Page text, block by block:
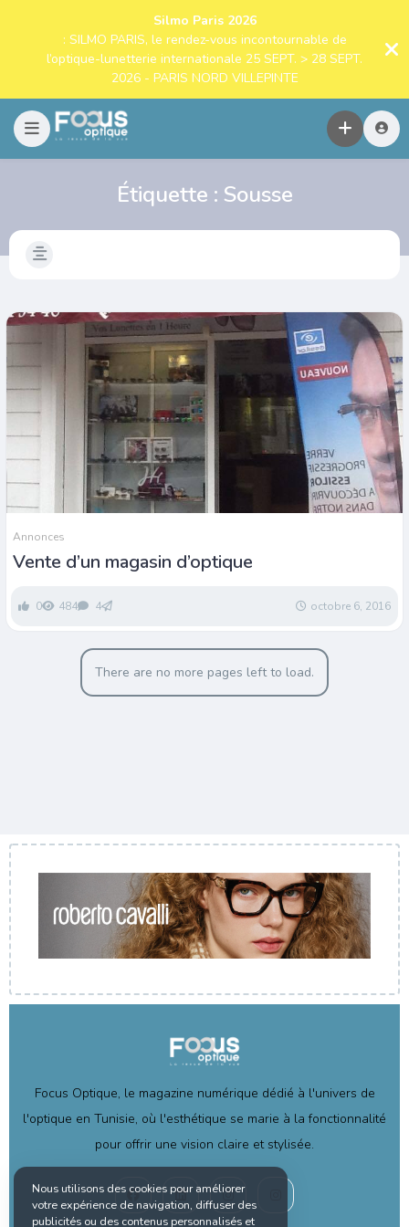
Silmo Paris 2026
: SILMO PARIS, le rendez-vous incontournable de
l’optique-lunetterie internationale 25 SEPT. > 28 SEPT.
2026 - PARIS NORD VILLEPINTE
Étiquette : Sousse
Annonces
Vente d’un magasin d’optique
0 484 4 octobre 6, 2016
There are no more pages left to load.
Focus Optique, le magazine numérique dédié à l'univers de
l'optique en Tunisie, où l'esthétique se marie à la fonctionnalité
pour offrir une vision claire et stylisée.
Nous utilisons des cookies pour améliorer
votre expérience de navigation, diffuser des
publicités ou des contenus personnalisés et